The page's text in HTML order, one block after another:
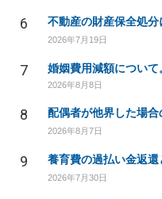
6 不動産の財産保全処分
2026年7月19日
7 婚姻費用減額について
2026年8月8日
8 配偶者が他界した場合
2026年8月7日
9 養育費の過払い金返
2026年7月30日